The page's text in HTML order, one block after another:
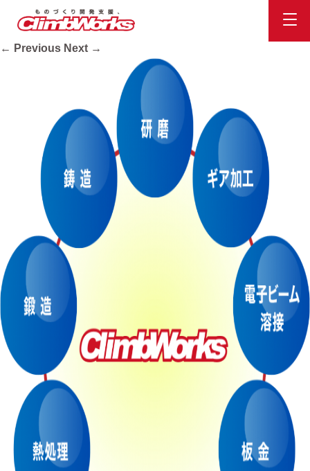
network
Published2020.10.16at812 × 803
← Previous Next →